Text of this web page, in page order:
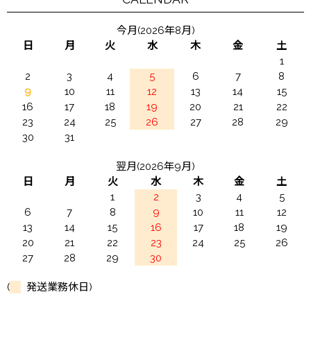
今月(2026年8月)
日
月 火 水 木 金
土
1
2
3 4 5 6 7
8
9
10 11 12 13 14
15
16
17 18 19 20 21
22
23
24 25 26 27 28
29
30
31
翌月(2026年9月)
日
月 火 水 木 金
土
1
2 3 4
5
6
7 8 9 10 11
12
13
14 15 16 17 18
19
20
21 22 23 24 25
26
27
28 29 30
( 発送業務休日)